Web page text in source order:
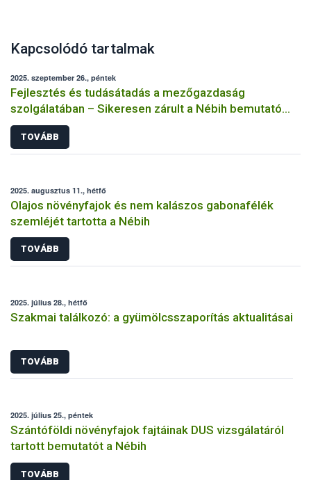
Kapcsolódó tartalmak
2025. szeptember 26., péntek
Fejlesztés és tudásátadás a mezőgazdaság
szolgálatában – Sikeresen zárult a Nébih bemutató
üzemi projektje
TOVÁBB
2025. augusztus 11., hétfő
Olajos növényfajok és nem kalászos gabonafélék
szemléjét tartotta a Nébih
TOVÁBB
2025. július 28., hétfő
Szakmai találkozó: a gyümölcsszaporítás aktualitásai
TOVÁBB
2025. július 25., péntek
Szántóföldi növényfajok fajtáinak DUS vizsgálatáról
tartott bemutatót a Nébih
TOVÁBB